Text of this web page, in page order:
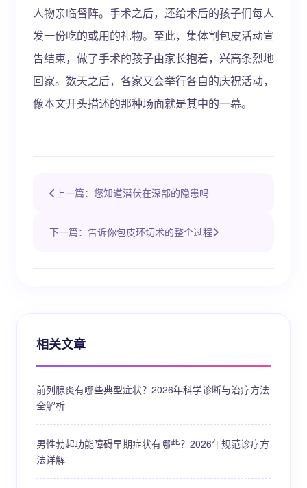
人物亲临督阵。手术之后，还给术后的孩子们每人
发一份吃的或用的礼物。至此，集体割包皮活动宣
告结束，做了手术的孩子由家长抱着，兴高条烈地
回家。数天之后，各家又会举行各自的庆祝活动，
像本文开头描述的那种场面就是其中的一幕。
上一篇：您知道潜伏在深部的隐患吗
下一篇：告诉你包皮环切术的整个过程
相关文章
前列腺炎有哪些典型症状？2026年科学诊断与治疗方法
全解析
男性勃起功能障碍早期症状有哪些？2026年规范诊疗方
法详解